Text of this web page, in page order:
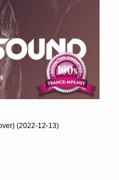
(2022-12-13)